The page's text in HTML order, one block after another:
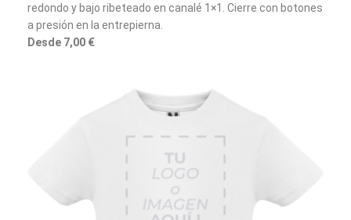
redondo y bajo ribeteado en canalé 1×1. Cierre con botones
a presión en la entrepierna.
Desde 7,00 €